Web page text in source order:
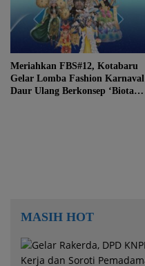
Meriahkan FBS#12, Kotabaru
Gelar Lomba Fashion Karnaval
Daur Ulang Berkonsep ‘Biota
MASIH HOT